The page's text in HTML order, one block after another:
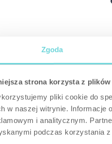
Zgoda
strona korzysta z
pliki cookie do
w naszej witrynie. Informacje
i analitycznym.
podczas korzystania z